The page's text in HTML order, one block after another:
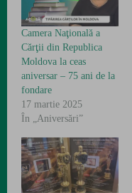
Camera Naţională a
Cărţii din Republica
Moldova la ceas
aniversar – 75 ani de la
fondare
17 martie 2025
În „Aniversări”